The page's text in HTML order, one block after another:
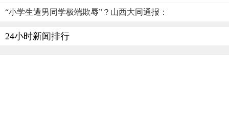
“小学生遭男同学极端欺辱”？山西大同通报：
24小时新闻排行